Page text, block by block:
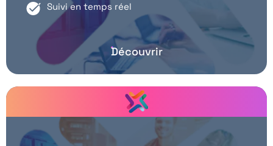
Suivi en temps réel
Découvrir